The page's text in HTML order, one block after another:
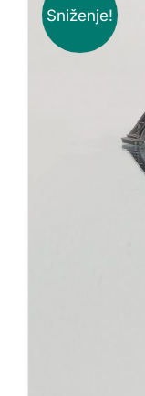
Sniženje!